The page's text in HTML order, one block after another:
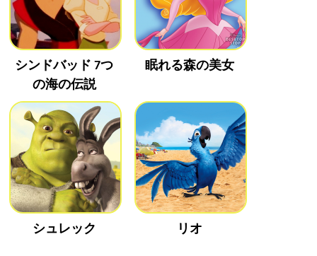
シンドバッド 7つ
の海の伝説
眠れる森の美女
シュレック リオ